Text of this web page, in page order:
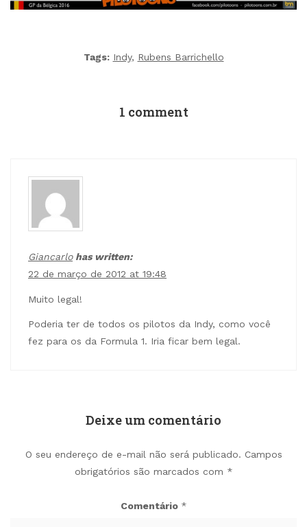
Tags: Indy, Rubens Barrichello
1 comment
Giancarlohas written:
22 de março de 2012 at 19:48
Muito legal!
Poderia ter de todos os pilotos da Indy, como você
fez para os da Formula 1. Iria ficar bem legal.
Deixe um comentário
O seu endereço de e-mail não será publicado. Campos
obrigatórios são marcados com *
Comentário *